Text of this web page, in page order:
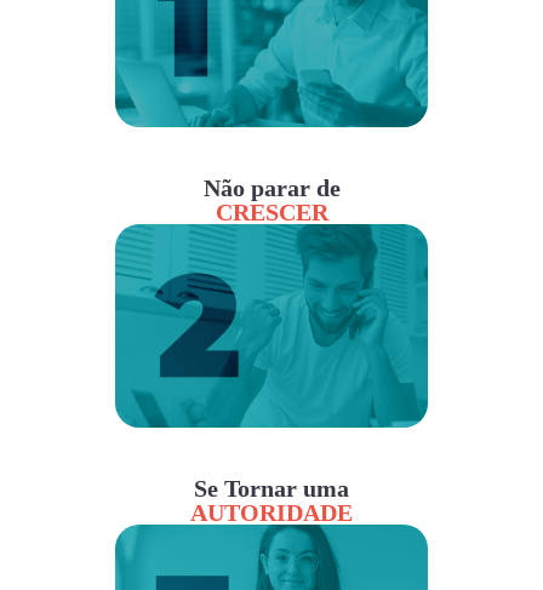
Não parar de
CRESCER
Se Tornar uma
AUTORIDADE